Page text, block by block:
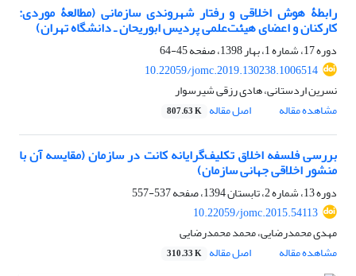
رابطۀ هوش اخلاقی و رفتار شهروندی سازمانی (مطالعۀ موردی:
کارکنان و اعضای هیئت‌علمی پردیس ابوریحان ـ دانشگاه تهران)
دوره 17، شماره 1، بهار 1398، صفحه
45-64
10.22059/jomc.2019.130238.1006514
نسرین اردستانی، هادی رزقی شیرسوار
مشاهده مقاله
اصل مقاله 807.63 K
بررسی فلسفه اخلاق تکلیف‌گرایانه کانت در سازمان (مقایسه آن با
منشور اخلاقی جهانی سازمان)
دوره 13، شماره 2، تابستان 1394، صفحه
537-557
10.22059/jomc.2015.54113
مهدی محمدرضایی، محمد محمدرضایی
مشاهده مقاله
اصل مقاله 310.33 K